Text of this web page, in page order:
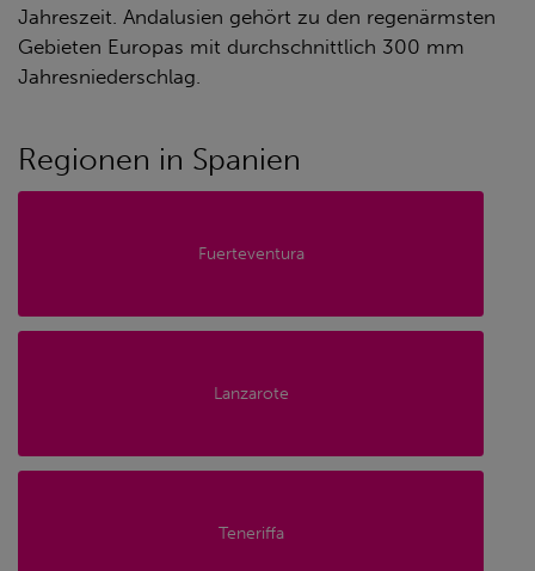
Jahreszeit. Andalusien gehört zu den regenärmsten
Gebieten Europas mit durchschnittlich 300 mm
Jahresniederschlag.
Regionen in Spanien
Fuerteventura
Lanzarote
Teneriffa